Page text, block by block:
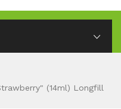
(14ml) Longfill